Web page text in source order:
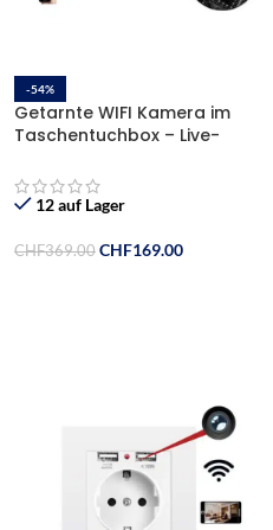
-54%
Getarnte WIFI Kamera im
Taschentuchbox – Live-
12 auf Lager
CHF369.00 CHF169.00